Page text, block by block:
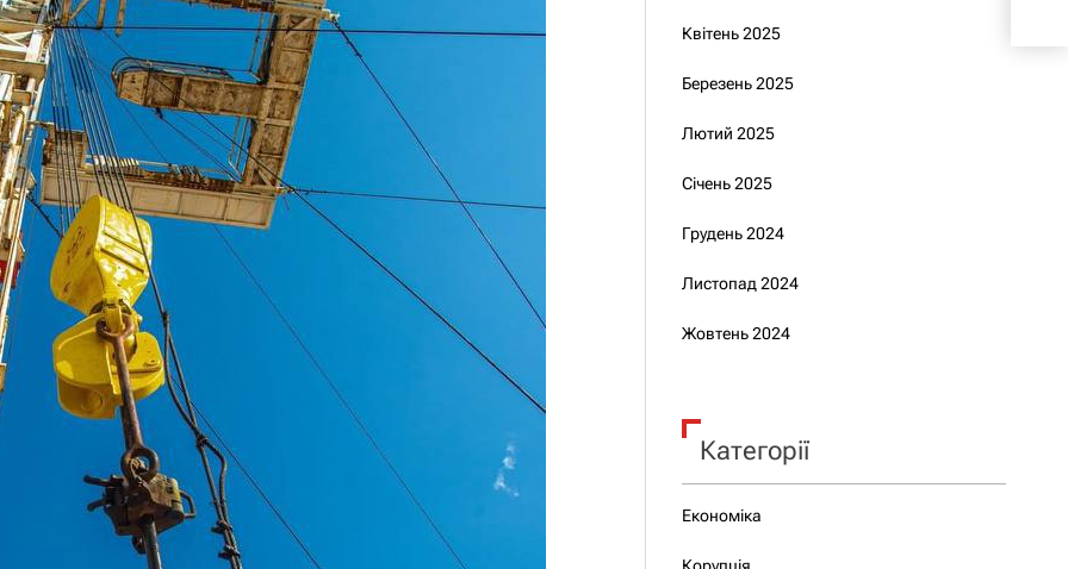
Квітень 2025
Березень 2025
Лютий 2025
Січень 2025
Грудень 2024
Листопад 2024
Жовтень 2024
Категорії
Економіка